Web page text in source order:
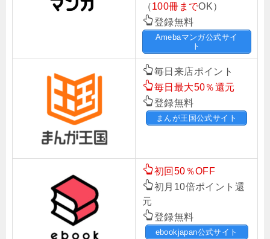
（100冊までOK）
登録無料
Amebaマンガ公式サイ
ト
毎日来店ポイント
毎日最大50％還元
登録無料
まんが王国公式サイト
初回50％OFF
初月10倍ポイント還
元
登録無料
ebookjapan公式サイト